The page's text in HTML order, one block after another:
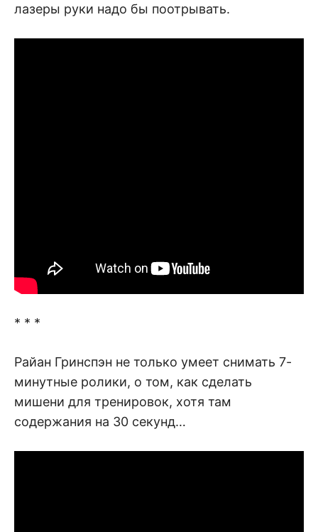
лазеры руки надо бы поотрывать.
* * *
Райан Гринспэн не только умеет снимать 7-
минутные ролики, о том, как сделать
мишени для тренировок, хотя там
содержания на 30 секунд…